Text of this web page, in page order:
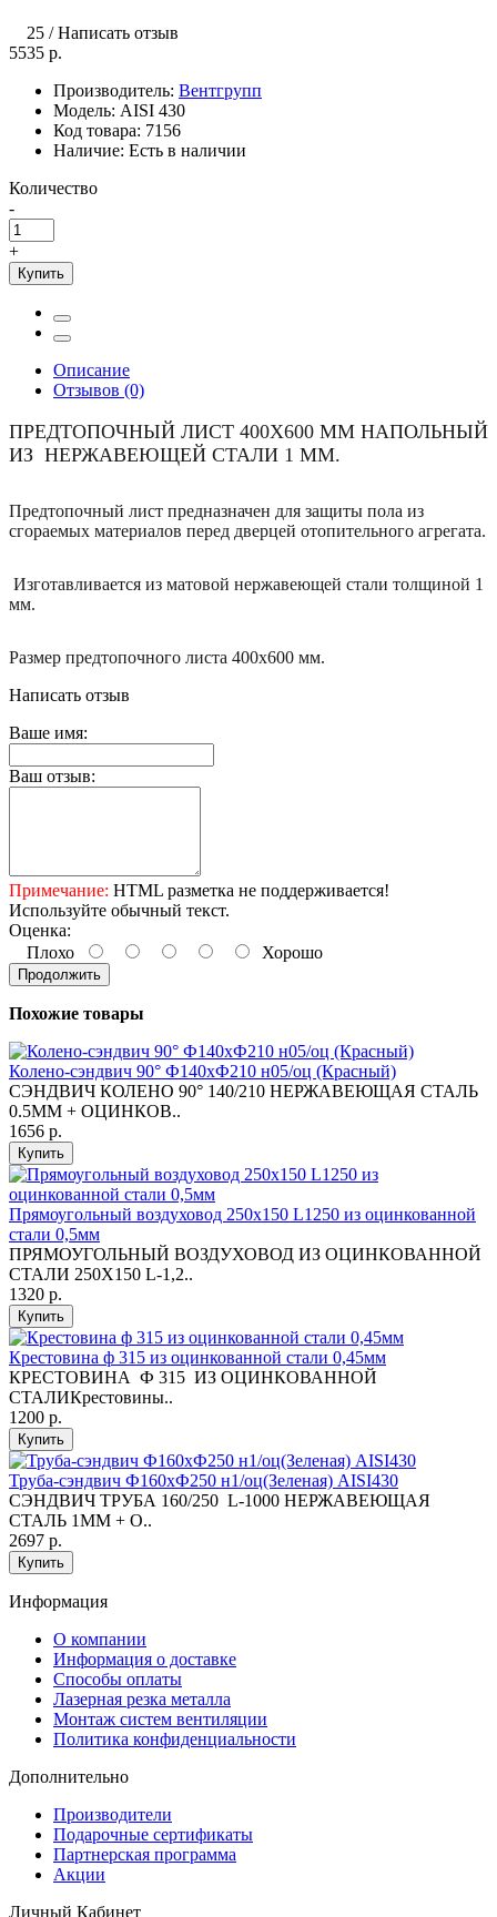
25 /Написать отзыв
5535 р.
Производитель: Вентгрупп
Модель: AISI 430
Код товара: 7156
Наличие: Есть в наличии
Количество
-
+
Купить
Описание
Отзывов (0)
ПРЕДТОПОЧНЫЙ ЛИСТ 400Х600 ММ НАПОЛЬНЫЙ
ИЗ НЕРЖАВЕЮЩЕЙ СТАЛИ 1 ММ.
Предтопочный лист предназначен для защиты пола из
cгораемых материалов перед дверцей отопительного агрегата.
Изготавливается из матовой нержавеющей стали толщиной 1
мм.
Размер предтопочного листа 400х600 мм.
Написать отзыв
Ваше имя:
Ваш отзыв:
Примечание: HTML разметка не поддерживается!
Используйте обычный текст.
Оценка:
Плохо
Хорошо
Продолжить
Похожие товары
Колено-сэндвич 90° Ф140хФ210 н05/оц (Красный)
СЭНДВИЧ КОЛЕНО 90° 140/210 НЕРЖАВЕЮЩАЯ СТАЛЬ
0.5ММ + ОЦИНКОВ..
1656 р.
Купить
Прямоугольный воздуховод 250х150 L1250 из оцинкованной
стали 0,5мм
ПРЯМОУГОЛЬНЫЙ ВОЗДУХОВОД ИЗ ОЦИНКОВАННОЙ
СТАЛИ 250Х150 L-1,2..
1320 р.
Купить
Крестовина ф 315 из оцинкованной стали 0,45мм
КРЕСТОВИНА Ф 315 ИЗ ОЦИНКОВАННОЙ
СТАЛИКрестовины..
1200 р.
Купить
Труба-сэндвич Ф160хФ250 н1/оц(Зеленая) AISI430
СЭНДВИЧ ТРУБА 160/250 L-1000 НЕРЖАВЕЮЩАЯ
СТАЛЬ 1ММ + О..
2697 р.
Купить
Информация
O компании
Информация о доставке
Способы оплаты
Лазерная резка металла
Монтаж систем вентиляции
Политика конфиденциальности
Дополнительно
Производители
Подарочные сертификаты
Партнерская программа
Акции
Личный Кабинет